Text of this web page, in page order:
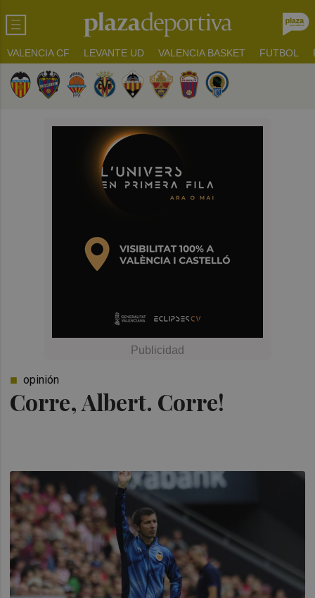
VALENCIA CF LEVANTE UD VALENCIA BASKET FUTBOL
Corre, Albert. Corre!
opinión